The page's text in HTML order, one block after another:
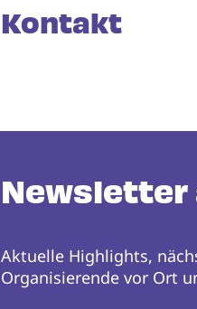
Kontakt
Newsletter
Aktuelle Highlights,
Organisierende vor Ort